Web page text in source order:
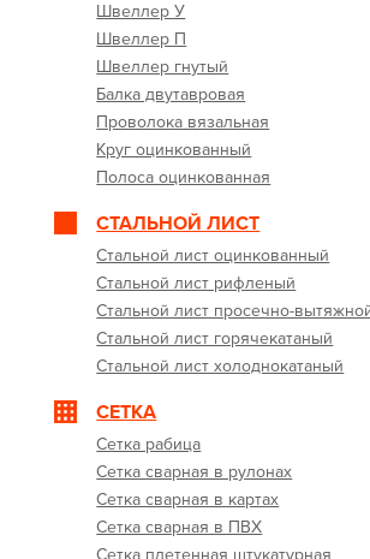
Швеллер У
Швеллер П
Швеллер гнутый
Балка двутавровая
Проволока вязальная
Круг оцинкованный
Полоса оцинкованная
СТАЛЬНОЙ ЛИСТ
Стальной лист оцинкованный
Стальной лист рифленый
Стальной лист просечно-
Стальной лист горячекатаный
Стальной лист холоднокатаный
СЕТКА
Сетка рабица
Сетка сварная в рулонах
Сетка сварная в картах
Сетка сварная в ПВХ
Сетка плетенная штукатурная